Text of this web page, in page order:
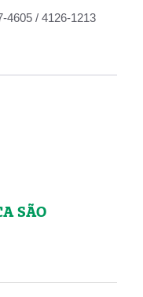
4605 / 4126-1213
SÃO